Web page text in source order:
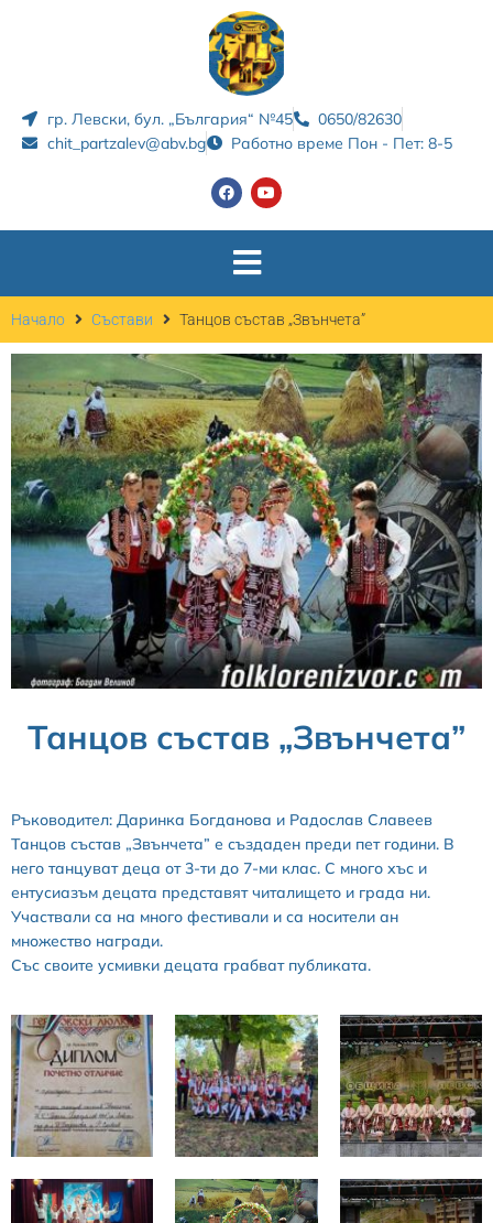
гр. Левски, бул. „България“ №45
0650/82630
chit_partzalev@abv.bg
Работно време Пон - Пет: 8-5
Начало Състави Танцов състав „Звънчета”
Танцов състав „Звънчета”
Ръководител: Даринка Богданова и Радослав Славеев
Танцов състав „Звънчета” е създаден преди пет години. В
него танцуват деца от 3-ти до 7-ми клас. С много хъс и
ентусиазъм децата представят читалището и града ни.
Участвали са на много фестивали и са носители ан
множество награди.
Със своите усмивки децата грабват публиката.